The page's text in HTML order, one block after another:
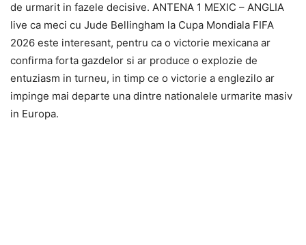
de urmarit in fazele decisive. ANTENA 1 MEXIC – ANGLIA
live ca meci cu Jude Bellingham la Cupa Mondiala FIFA
2026 este interesant, pentru ca o victorie mexicana ar
confirma forta gazdelor si ar produce o explozie de
entuziasm in turneu, in timp ce o victorie a englezilo ar
impinge mai departe una dintre nationalele urmarite masiv
in Europa.